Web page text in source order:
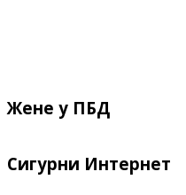
Жене у ПБД
Сигурни Интернет